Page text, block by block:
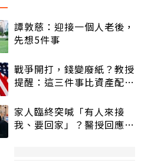
譚敦慈：迎接一個人老後，
先想5件事
戰爭開打，錢變廢紙？教授
提醒：這三件事比資產配置
家人臨終突喊「有人來接
我、要回家」？醫授回應方